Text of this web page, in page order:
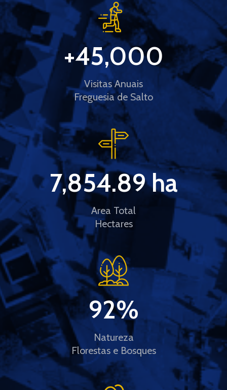
Visitas Anuais
Freguesia de Salto
+45,000
Area Total
Hectares
7,854.89 ha
Natureza
Florestas e Bosques
92%